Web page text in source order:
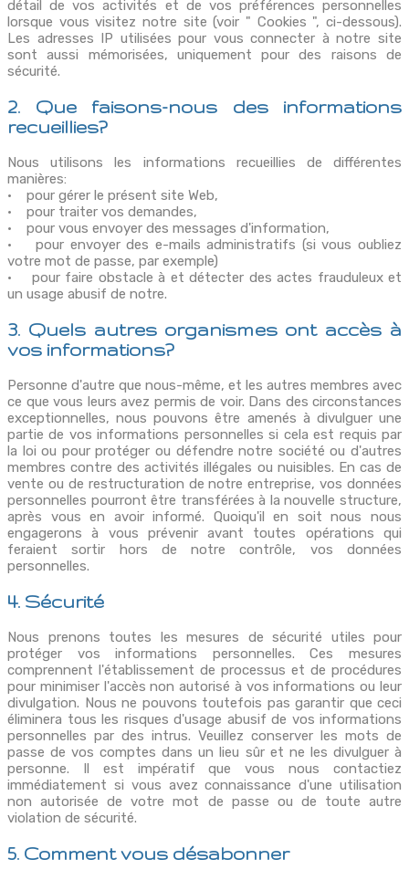
détail de vos activités et de vos préférences personnelles
lorsque vous visitez notre site (voir " Cookies ", ci-dessous).
Les adresses IP utilisées pour vous connecter à notre site
sont aussi mémorisées, uniquement pour des raisons de
sécurité.
2. Que faisons-nous des informations
recueillies?
Nous utilisons les informations recueillies de différentes
manières:
• pour gérer le présent site Web,
• pour traiter vos demandes,
• pour vous envoyer des messages d'information,
• pour envoyer des e-mails administratifs (si vous oubliez
votre mot de passe, par exemple)
• pour faire obstacle à et détecter des actes frauduleux et
un usage abusif de notre.
3. Quels autres organismes ont accès à
vos informations?
Personne d'autre que nous-même, et les autres membres avec
ce que vous leurs avez permis de voir. Dans des circonstances
exceptionnelles, nous pouvons être amenés à divulguer une
partie de vos informations personnelles si cela est requis par
la loi ou pour protéger ou défendre notre société ou d'autres
membres contre des activités illégales ou nuisibles. En cas de
vente ou de restructuration de notre entreprise, vos données
personnelles pourront être transférées à la nouvelle structure,
après vous en avoir informé. Quoiqu'il en soit nous nous
engagerons à vous prévenir avant toutes opérations qui
feraient sortir hors de notre contrôle, vos données
personnelles.
4. Sécurité
Nous prenons toutes les mesures de sécurité utiles pour
protéger vos informations personnelles. Ces mesures
comprennent l'établissement de processus et de procédures
pour minimiser l'accès non autorisé à vos informations ou leur
divulgation. Nous ne pouvons toutefois pas garantir que ceci
éliminera tous les risques d'usage abusif de vos informations
personnelles par des intrus. Veuillez conserver les mots de
passe de vos comptes dans un lieu sûr et ne les divulguer à
personne. Il est impératif que vous nous contactiez
immédiatement si vous avez connaissance d'une utilisation
non autorisée de votre mot de passe ou de toute autre
violation de sécurité.
5. Comment vous désabonner